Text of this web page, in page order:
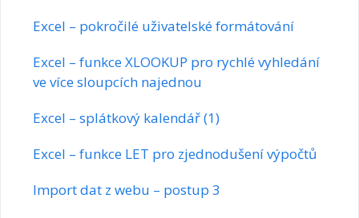
Excel – pokročilé uživatelské formátování
Excel – funkce XLOOKUP pro rychlé vyhledání
ve více sloupcích najednou
Excel – splátkový kalendář (1)
Excel – funkce LET pro zjednodušení výpočtů
Import dat z webu – postup 3